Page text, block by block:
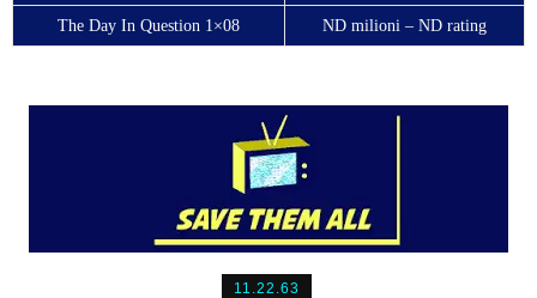
The Day In Question 1×08 ND milioni – ND rating
11.22.63